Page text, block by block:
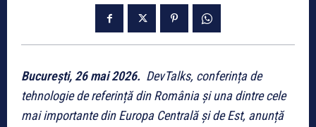
București, 26 mai 2026. DevTalks, conferința de
tehnologie de referință din România și una dintre cele
mai importante din Europa Centrală și de Est, anunță